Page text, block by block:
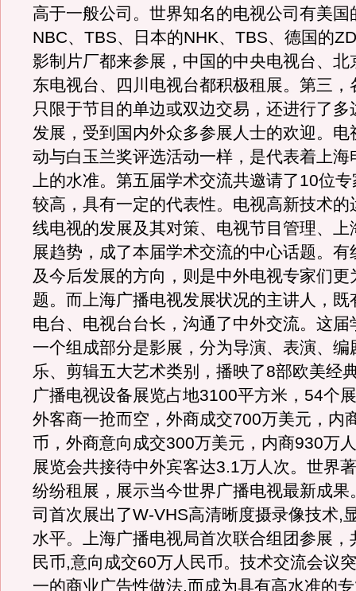
高于一般公司。世界知名的电视公司有美国
NBC、TBS、日本的NHK、TBS、德国的
影制片厂都来参展，中国的中央电视台、北
东电视台、四川电视台都积极租展。第三，
只限于节目的单边或双边交易，还进行了多
发展，受到国内外众多参展人士的欢迎。电
动与白玉兰奖评选活动一样，是代表着上海
上的水准。第五届学术交流共邀请了10位
较高，具有一定的代表性。电视高新技术的
线电视的发展及其对策、电视节目管理、上
展趋势，成了本届学术交流的中心话题。有
及今后发展的方向，则是中外电视专家们更
题。而上海广播电视发展状况的主讲人，既
电台、电视台台长，沟通了中外交流。这届
一个组成部分是影展，分为导演、表演、编
乐、剪辑五大艺术类别，播映了8部欧美经
广播电视设备展览占地3100平方米，54个
外客商一抢而空，外商成交700万美元，内
币，外商意向成交300万美元，内商930万
展览会共接待中外宾客达3.1万人次。世界
纷纷租展，展示当今世界广播电视最新成果
司首次展出了W-VHS高清晰度摄录像技术,
水平。上海广播电视局首次联合组团参展，
民币,意向成交60万人民币。技术交流会议
一的商业广告性做法,而成为具有高水准的